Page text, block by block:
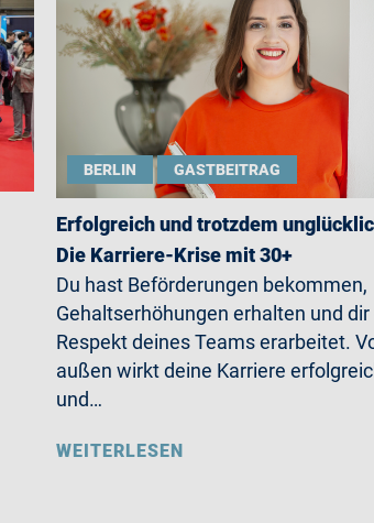
BERLIN GASTBEITRAG
Erfolgreich und trotzdem
Die Karriere-Krise mit 30+
Du hast Beförderungen bekommen,
Gehaltserhöhungen erhalten und dir
Respekt deines Teams erarbeitet.
außen wirkt deine Karriere
und…
WEITERLESEN